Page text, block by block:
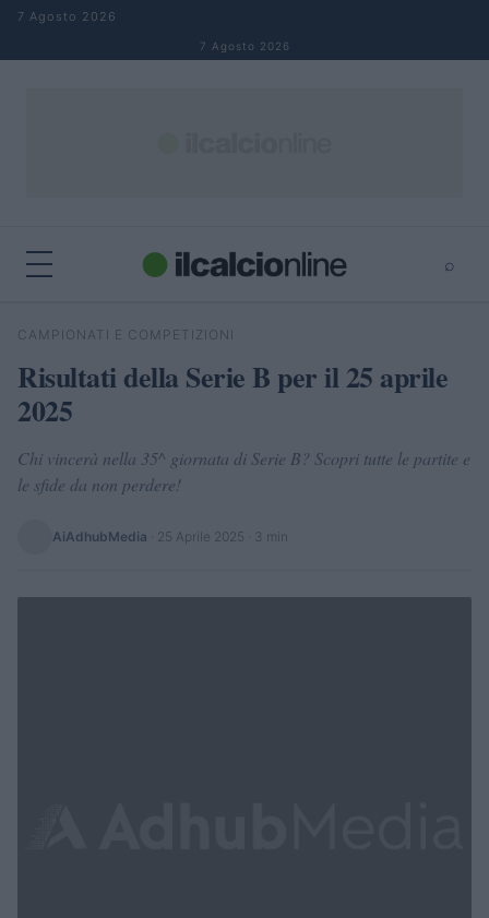
Salta al contenuto
7 Agosto 2026
7 Agosto 2026
⌕
Cerca
CAMPIONATI E COMPETIZIONI
Risultati della Serie B per il 25 aprile
2025
Chi vincerà nella 35^ giornata di Serie B? Scopri tutte le partite e
le sfide da non perdere!
AiAdhubMedia 25 Aprile 2025 · 3 min